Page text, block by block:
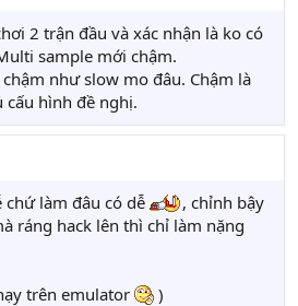
2 trận đầu và xác nhận là ko có
sample mới chậm.
như slow mo đâu. Chậm là
cấu hình đề nghị.
làm đâu có dễ
, chỉnh bậy
ráng hack lên thì chỉ làm nặng
trên emulator )